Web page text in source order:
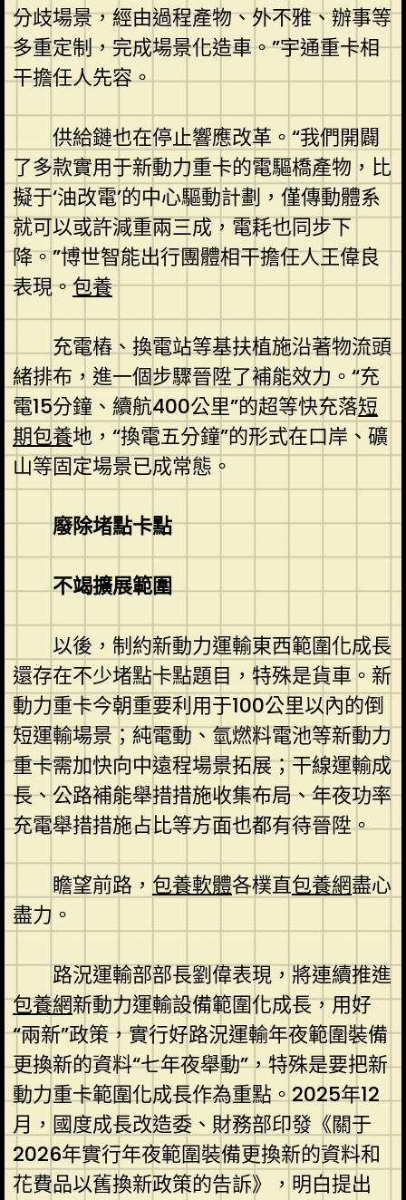
分歧場景，經由過程產物、外不雅、辦事等
多重定制，完成場景化造車。”宇通重卡相
干擔任人先容。
供給鏈也在停止響應改革。“我們開闢
了多款實用于新動力重卡的電驅橋產物，比
擬于‘油改電’的中心驅動計劃，僅傳動體系
就可以或許減重兩三成，電耗也同步下
降。”博世智能出行團體相干擔任人王偉良
表現。包養
充電樁、換電站等基扶植施沿著物流頭
緒排布，進一個步驟晉陞了補能效力。“充
電15分鐘、續航400公里”的超等快充落短
期包養地，“換電五分鐘”的形式在口岸、礦
山等固定場景已成常態。
廢除堵點卡點
不竭擴展範圍
以後，制約新動力運輸東西範圍化成長
還存在不少堵點卡點題目，特殊是貨車。新
動力重卡今朝重要利用于100公里以內的倒
短運輸場景；純電動、氫燃料電池等新動力
重卡需加快向中遠程場景拓展；干線運輸成
長、公路補能舉措措施收集布局、年夜功率
充電舉措措施占比等方面也都有待晉陞。
瞻望前路， 包養軟體各樸直包養網盡心
盡力。
路況運輸部部長劉偉表現，將連續推進
包養網新動力運輸設備範圍化成長，用好
“兩新”政策，實行好路況運輸年夜範圍裝備
更換新的資料“七年夜舉動”，特殊是要把新
動力重卡範圍化成長作為重點。2025年12
月，國度成長改造委、財務部印發《關于
2026年實行年夜範圍裝備更換新的資料和
花費品以舊換新政策的告訴》，明白提出